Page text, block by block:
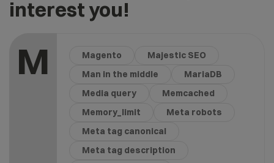
interest you!
M Magento
Majestic SEO
Man in the middle
MariaDB
Media query
Memcached
Memory_limit
Meta robots
Meta tag canonical
Meta tag description